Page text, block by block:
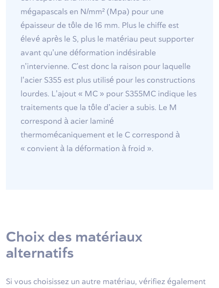
mégapascals en N/mm² (Mpa) pour une
épaisseur de tôle de 16 mm. Plus le chiffe est
élevé après le S, plus le matériau peut supporter
avant qu’une déformation indésirable
n’intervienne. C'est donc la raison pour laquelle
l’acier S355 est plus utilisé pour les constructions
lourdes. L’ajout « MC » pour S355MC indique les
traitements que la tôle d’acier a subis. Le M
correspond à acier laminé
thermomécaniquement et le C correspond à
« convient à la déformation à froid ».
Choix des matériaux
alternatifs
Si vous choisissez un autre matériau, vérifiez également